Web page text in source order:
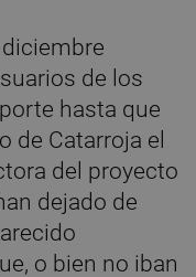
de los
hasta que
de Catarroja el
del proyecto
dejado de
o bien no iban